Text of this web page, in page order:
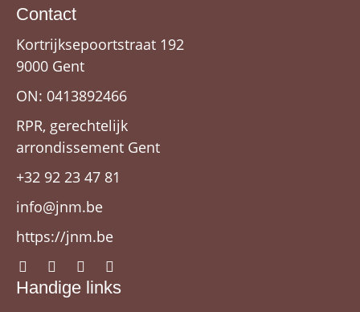
Contact
Kortrijksepoortstraat 192
9000 Gent
ON: 0413892466
RPR, gerechtelijk
arrondissement Gent
+32 92 23 47 81
info@jnm.be
https://jnm.be
Handige links